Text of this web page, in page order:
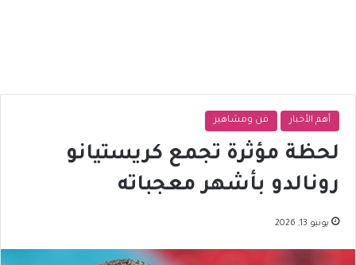
أهم الأخبار فن ومشاهير
لحظة مؤثرة تجمع كريستيانو
رونالدو بأشهر معجباته
يونيو 13, 2026